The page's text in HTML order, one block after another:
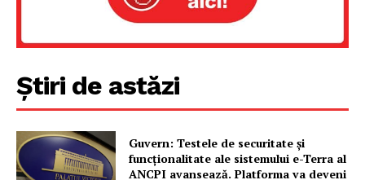
PRESShub
Despre noi / Echipa
Proiecte editoriale
Rețea
Știri de astăzi
Guvern: Testele de securitate și
funcționalitate ale sistemului e-Terra al
ANCPI avansează. Platforma va deveni